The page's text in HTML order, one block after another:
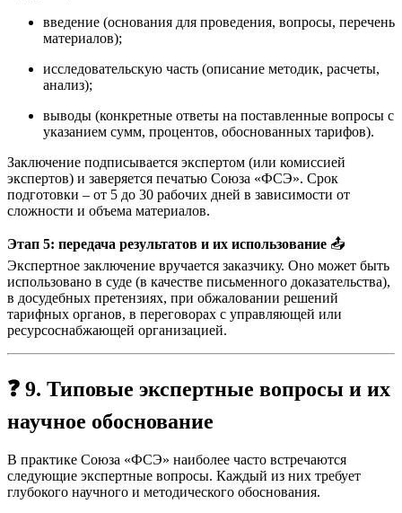
введение (основания для проведения, вопросы, перечень
материалов);
исследовательскую часть (описание методик, расчеты,
анализ);
выводы (конкретные ответы на поставленные вопросы с
указанием сумм, процентов, обоснованных тарифов).
Заключение подписывается экспертом (или комиссией
экспертов) и заверяется печатью Союза «ФСЭ». Срок
подготовки – от 5 до 30 рабочих дней в зависимости от
сложности и объема материалов.
Этап 5: передача результатов и их использование 📤
Экспертное заключение вручается заказчику. Оно может быть
использовано в суде (в качестве письменного доказательства),
в досудебных претензиях, при обжаловании решений
тарифных органов, в переговорах с управляющей или
ресурсоснабжающей организацией.
❓ 9. Типовые экспертные вопросы и их
научное обоснование
В практике Союза «ФСЭ» наиболее часто встречаются
следующие экспертные вопросы. Каждый из них требует
глубокого научного и методического обоснования.